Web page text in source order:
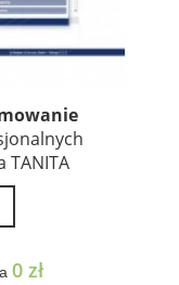
TANITA
0 zł